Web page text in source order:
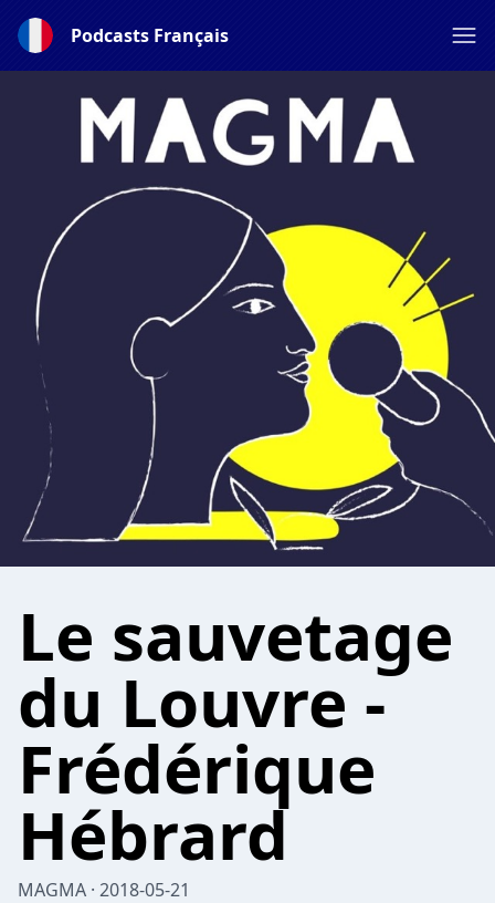
Podcasts Français
Le sauvetage
du Louvre -
Frédérique
Hébrard
MAGMA · 2018-05-21